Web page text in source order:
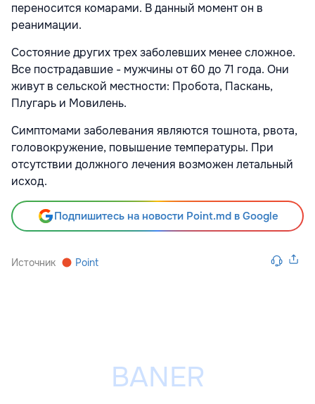
переносится комарами. В данный момент он в
реанимации.
Состояние других трех заболевших менее сложное.
Все пострадавшие - мужчины от 60 до 71 года. Они
живут в сельской местности: Пробота, Паскань,
Плугарь и Мовилень.
Симптомами заболевания являются тошнота, рвота,
головокружение, повышение температуры. При
отсутствии должного лечения возможен летальный
исход.
Подпишитесь на новости Point.md в Google
Источник Point